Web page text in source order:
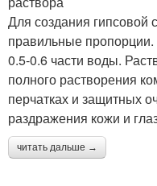
Для создания гипсовой
правильные пропорции.
0.5-0.6 части воды.
полного растворения
перчатках и защитных
раздражения кожи и
читать дальше →